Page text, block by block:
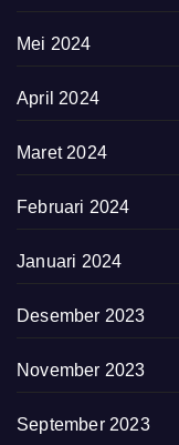
Mei 2024
April 2024
Maret 2024
Februari 2024
Januari 2024
Desember 2023
November 2023
September 2023